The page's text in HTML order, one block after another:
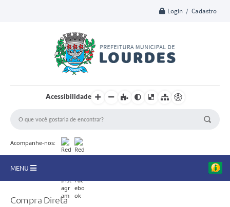
Login / Cadastro
Acessibilidade
Acompanhe-nos:
MENU
Compra Direta